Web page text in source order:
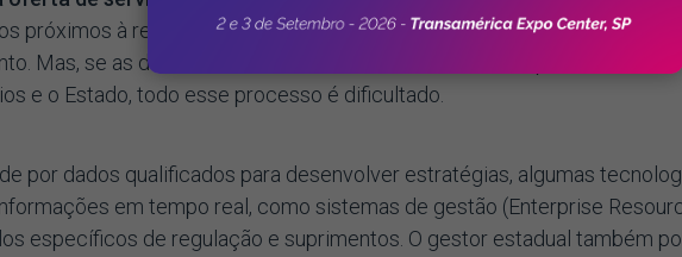
próximos à região em que vivem, diminuindo complexidade e custo
Mas, se as demandas não forem conhecidas e não for possível cruzar
e o Estado, todo esse processo é dificultado.
por dados qualificados para desenvolver estratégias, algumas
em tempo real, como sistemas de gestão (Enterprise
específicos de regulação e suprimentos. O gestor estadual também